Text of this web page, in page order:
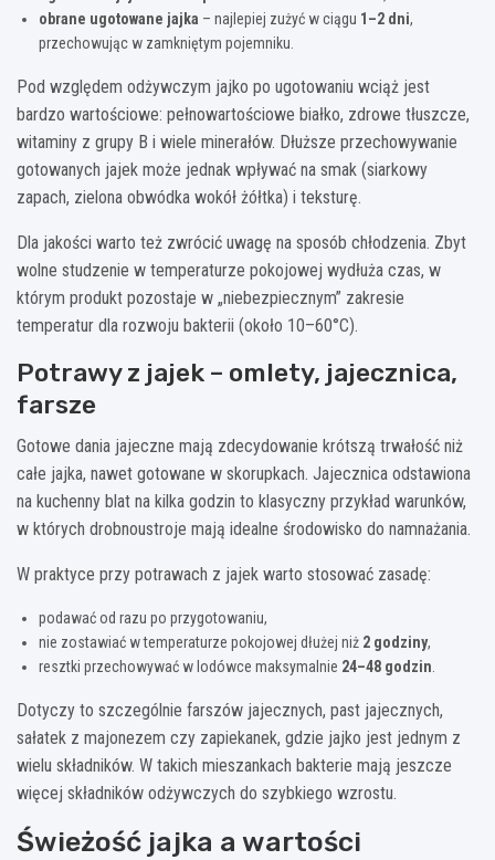
obrane ugotowane jajka – najlepiej zużyć w ciągu 1–2 dni,
przechowując w zamkniętym pojemniku.
Pod względem odżywczym jajko po ugotowaniu wciąż jest
bardzo wartościowe: pełnowartościowe białko, zdrowe tłuszcze,
witaminy z grupy B i wiele minerałów. Dłuższe przechowywanie
gotowanych jajek może jednak wpływać na smak (siarkowy
zapach, zielona obwódka wokół żółtka) i teksturę.
Dla jakości warto też zwrócić uwagę na sposób chłodzenia. Zbyt
wolne studzenie w temperaturze pokojowej wydłuża czas, w
którym produkt pozostaje w „niebezpiecznym” zakresie
temperatur dla rozwoju bakterii (około 10–60°C).
Potrawy z jajek – omlety, jajecznica,
farsze
Gotowe dania jajeczne mają zdecydowanie krótszą trwałość niż
całe jajka, nawet gotowane w skorupkach. Jajecznica odstawiona
na kuchenny blat na kilka godzin to klasyczny przykład warunków,
w których drobnoustroje mają idealne środowisko do namnażania.
W praktyce przy potrawach z jajek warto stosować zasadę:
podawać od razu po przygotowaniu,
nie zostawiać w temperaturze pokojowej dłużej niż 2 godziny,
resztki przechowywać w lodówce maksymalnie 24–48 godzin.
Dotyczy to szczególnie farszów jajecznych, past jajecznych,
sałatek z majonezem czy zapiekanek, gdzie jajko jest jednym z
wielu składników. W takich mieszankach bakterie mają jeszcze
więcej składników odżywczych do szybkiego wzrostu.
Świeżość jajka a wartości